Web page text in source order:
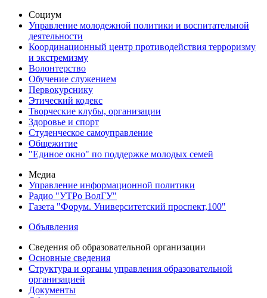
Социум
Управление молодежной политики и воспитательной
деятельности
Координационный центр противодействия терроризму
и экстремизму
Волонтерство
Обучение служением
Первокурснику
Этический кодекс
Творческие клубы, организации
Здоровье и спорт
Студенческое самоуправление
Общежитие
"Единое окно" по поддержке молодых семей
Медиа
Управление информационной политики
Радио "УТРо ВолГУ"
Газета "Форум. Университетский проспект,100"
Объявления
Сведения об образовательной организации
Основные сведения
Структура и органы управления образовательной
организацией
Документы